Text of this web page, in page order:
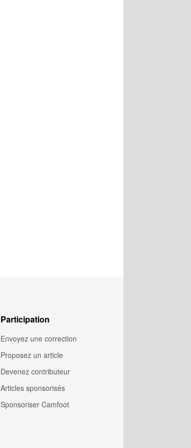
Participation
Envoyez une correction
Proposez un article
Devenez contributeur
Articles sponsorisés
Sponsoriser Camfoot